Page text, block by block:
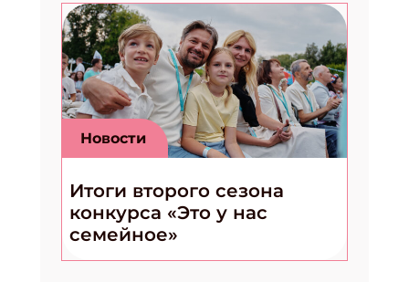
Новости
Итоги второго сезона
конкурса «Это у нас
семейное»